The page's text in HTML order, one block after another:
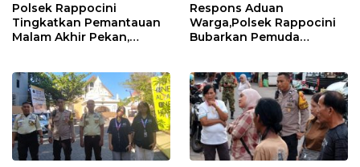
Polsek Rappocini
Tingkatkan Pemantauan
Malam Akhir Pekan,
Respons Aduan
Warga,Polsek Rappocini
Bubarkan Pemuda